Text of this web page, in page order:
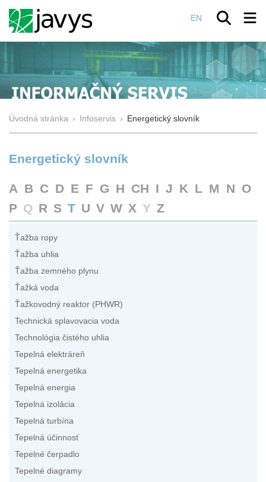
EN
Úvodná stránka › Infoservis › Energetický slovník
Energetický slovník
A B C D E F G H CH I J K L M N O
P Q R S T U V W X Y Z
Ťažba ropy
Ťažba uhlia
Ťažba zemného plynu
Ťažká voda
Ťažkovodný reaktor (PHWR)
Technická splavovacia voda
Technológia čistého uhlia
Tepelná elektráreň
Tepelná energetika
Tepelná energia
Tepelná izolácia
Tepelná turbína
Tepelná účinnosť
Tepelné čerpadlo
Tepelné diagramy